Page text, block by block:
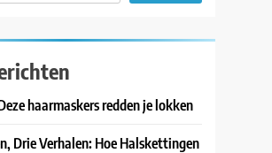
haarmaskers redden je lokken
Drie Verhalen: Hoe Halskettingen